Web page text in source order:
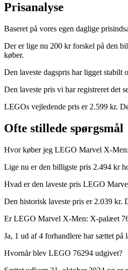
Prisanalyse
Baseret på vores egen daglige
Der er lige nu 200 kr forskel på den
køber.
Den laveste dagspris har ligget stabilt
Den laveste pris vi har registreret det
LEGOs vejledende pris er 2.599 kr.
Ofte stillede spørgsmål
Hvor køber jeg LEGO Marvel X-
Lige nu er den billigste pris 2.494 kr
Hvad er den laveste pris LEGO
Den historisk laveste pris er 2.039 kr.
Er LEGO Marvel X-Men: X-palæet
Ja, 1 ud af 4 forhandlere har sættet på
Hvornår blev LEGO 76294 udgivet?